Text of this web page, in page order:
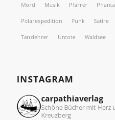
Mord Musik Pfarrer
Polarexpedition Punk Satire
Tanzlehrer Untote Waldsee
INSTAGRAM
carpathiaverlag
Schöne Bücher mit Herz
Kreuzberg